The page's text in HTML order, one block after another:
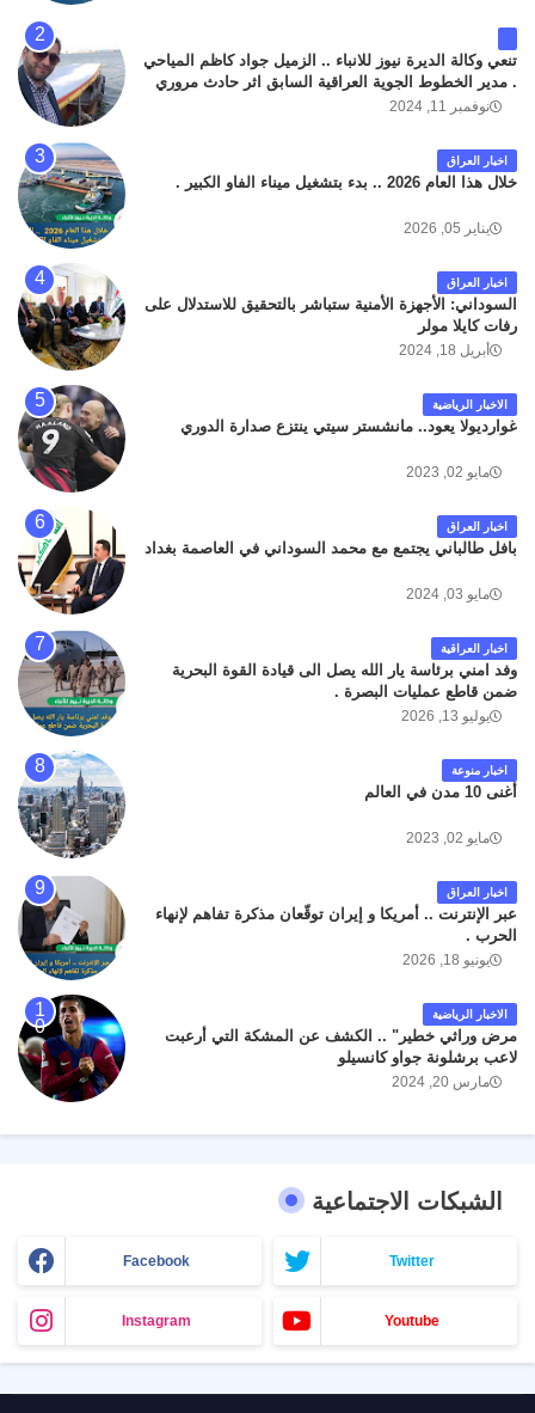
تنعي وكالة الديرة نيوز للانباء .. الزميل جواد كاظم المياحي
. مدير الخطوط الجوية العراقية السابق اثر حادث مروري
داخل مطار البصرة الدولي اليوم الاثنين على الطريق
كان سبب الحادث يعود لتصادم عجلته مع عجلة نوع كيا بنكو
تابعة لشركة الهلال الماسكة لإعمار مطار البصرة الدولي .
سائلين الله عز وجل ان يتغمد الفقيد بواسع رحمته ، و انا
نوفمبر 11, 2024
اخبار العراق
خلال هذا العام 2026 .. بدء بتشغيل ميناء الفاو الكبير .
يناير 05, 2026
اخبار العراق
السوداني: الأجهزة الأمنية ستباشر بالتحقيق للاستدلال على
رفات كايلا مولر
أبريل 18, 2024
الاخبار الرياضية
غوارديولا يعود.. مانشستر سيتي ينتزع صدارة الدوري
مايو 02, 2023
اخبار العراق
بافل طالباني يجتمع مع محمد السوداني في العاصمة بغداد
مايو 03, 2024
اخبار العراقية
وفد امني برئاسة يار الله يصل الى قيادة القوة البحرية
ضمن قاطع عمليات البصرة .
يوليو 13, 2026
اخبار منوعة
أغنى 10 مدن في العالم
مايو 02, 2023
اخبار العراق
عبر الإنترنت .. أمريكا و إيران توقّعان مذكرة تفاهم لإنهاء
الحرب .
يونيو 18, 2026
الاخبار الرياضية
مرض وراثي خطير" .. الكشف عن المشكة التي أرعبت
لاعب برشلونة جواو كانسيلو
مارس 20, 2024
الشبكات الاجتماعية
Facebook Twitter
Instagram Youtube